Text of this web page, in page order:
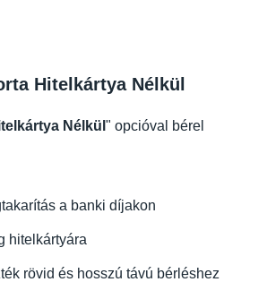
Hitelkártya Nélkül
Nélkül " opcióval bérel
a banki díjakon
hitelkártyára
rövid és hosszú távú bérléshez